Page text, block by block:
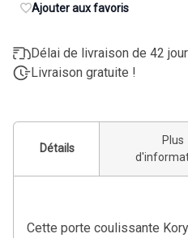
Ajouter aux favoris
Délai de livraison de 42
Livraison gratuite !
Détails
Plus
Cette porte coulissante